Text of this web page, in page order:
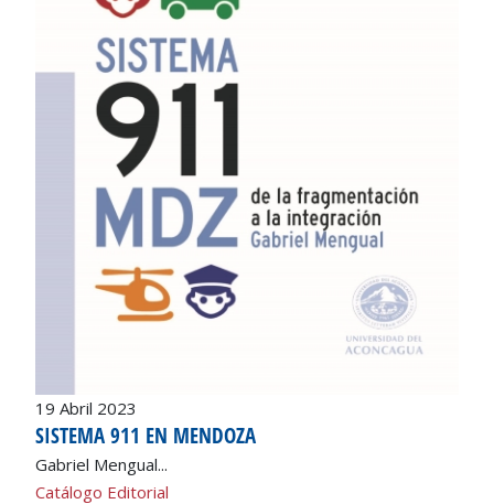
19 Abril 2023
SISTEMA 911 EN MENDOZA
Gabriel Mengual...
Catálogo Editorial